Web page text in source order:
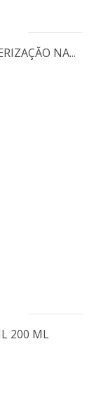
NA...
200 ML